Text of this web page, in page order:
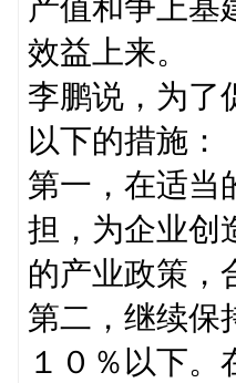
产值和争上基
效益上来。
李鹏说，为了
以下的措施：
第一，在适当
担，为企业创
的产业政策，
第二，继续保
１０％以下